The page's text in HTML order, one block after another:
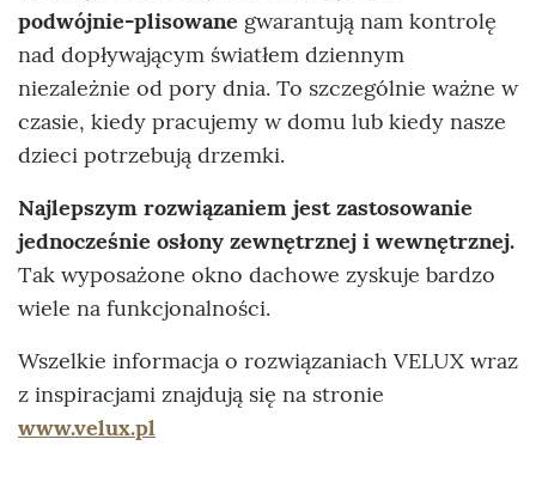
podwójnie-plisowane gwarantują nam kontrolę
nad dopływającym światłem dziennym
niezależnie od pory dnia. To szczególnie ważne w
czasie, kiedy pracujemy w domu lub kiedy nasze
dzieci potrzebują drzemki.
Najlepszym rozwiązaniem jest zastosowanie
jednocześnie osłony zewnętrznej i wewnętrznej.
Tak wyposażone okno dachowe zyskuje bardzo
wiele na funkcjonalności.
Wszelkie informacja o rozwiązaniach VELUX wraz
z inspiracjami znajdują się na stronie
www.velux.pl